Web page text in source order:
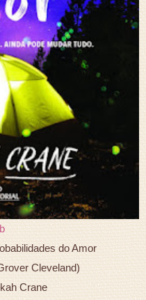
do Amor
Cleveland)
Crane